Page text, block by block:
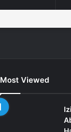
Most Viewed